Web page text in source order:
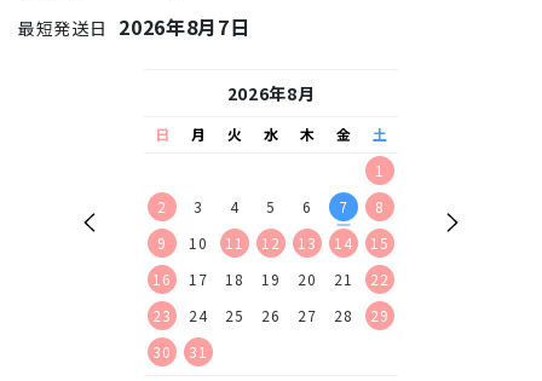
2026年8月
日 月 火 水 木 金
土
1
2
3 4 5 6 7
8
9
10 11 12 13 14
15
16
17 18 19 20 21
22
23
24 25 26 27 28
29
30
31
最短発送日 2026年8月7日